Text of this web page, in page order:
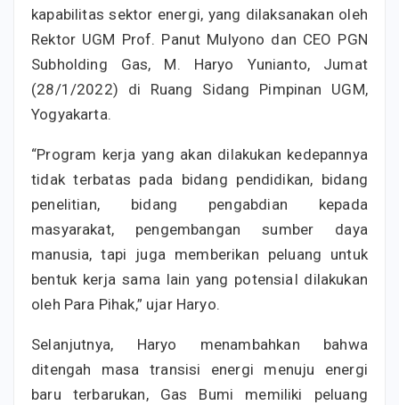
kapabilitas sektor energi, yang dilaksanakan oleh
Rektor UGM Prof. Panut Mulyono dan CEO PGN
Subholding Gas, M. Haryo Yunianto, Jumat
(28/1/2022) di Ruang Sidang Pimpinan UGM,
Yogyakarta.
“Program kerja yang akan dilakukan kedepannya
tidak terbatas pada bidang pendidikan, bidang
penelitian, bidang pengabdian kepada
masyarakat, pengembangan sumber daya
manusia, tapi juga memberikan peluang untuk
bentuk kerja sama lain yang potensiaI dilakukan
oleh Para Pihak,” ujar Haryo.
Selanjutnya, Haryo menambahkan bahwa
ditengah masa transisi energi menuju energi
baru terbarukan, Gas Bumi memiliki peluang